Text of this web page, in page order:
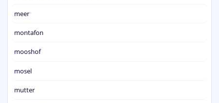
meer
montafon
mooshof
mosel
mutter